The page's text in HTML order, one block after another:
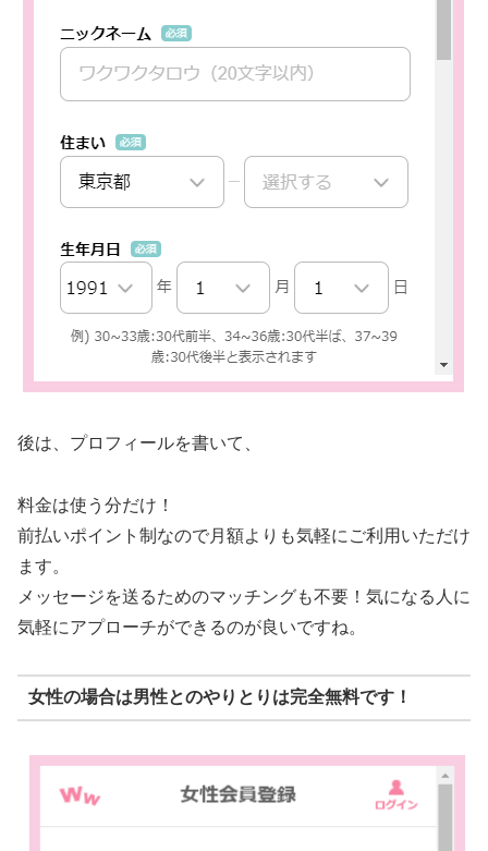
後は、プロフィールを書いて、
料金は使う分だけ！
前払いポイント制なので月額よりも気軽にご利用いただけ
ます。
メッセージを送るためのマッチングも不要！気になる人に
気軽にアプローチができるのが良いですね。
女性の場合は男性とのやりとりは完全無料です！